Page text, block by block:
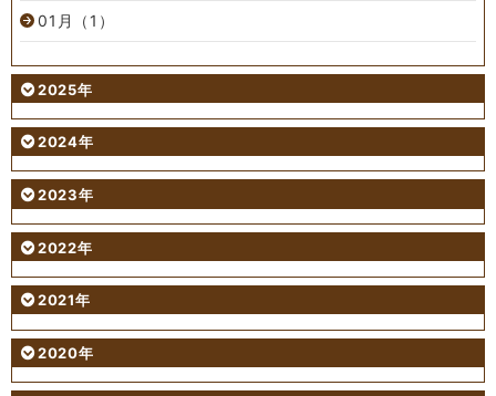
01月（1）
2025年
2024年
2023年
2022年
2021年
2020年